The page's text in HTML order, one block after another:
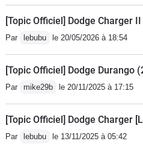
[Topic Officiel] Dodge Charger
Par lebubu le 20/05/2026 à 18:54
[Topic Officiel] Dodge Durango
Par mike29b le 20/11/2025 à 17:15
[Topic Officiel] Dodge Charger
Par lebubu le 13/11/2025 à 05:42